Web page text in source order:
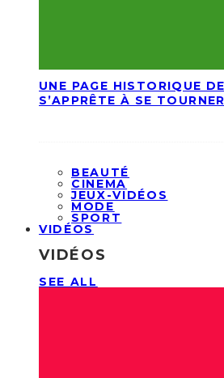
UNE PAGE HISTORIQUE
S’APPRÊTE À SE TOURNER
BEAUTÉ
CINEMA
JEUX-VIDÉOS
MODE
SPORT
VIDÉOS
VIDÉOS
SEE ALL